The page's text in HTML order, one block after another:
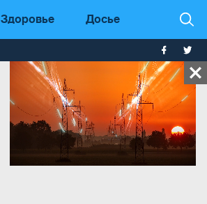
Здоровье Досье